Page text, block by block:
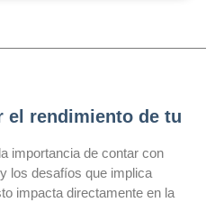
el rendimiento de tu
importancia de contar con
los desafíos que implica
impacta directamente en la